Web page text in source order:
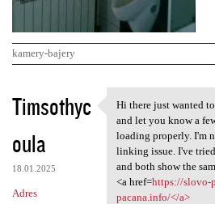
kamery-bajery
K
o
m
e
n
Timsothyc
oula
18.01.2025
Adres
Hi there just
Hi there just wanted
and let you know a
loading properly. I'm
linking issue. I've
and both show the
<a href=https://slovo-
pacana.info/</a>